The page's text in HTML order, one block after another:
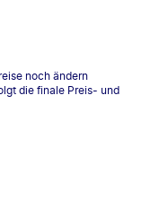
noch ändern
die finale Preis- und